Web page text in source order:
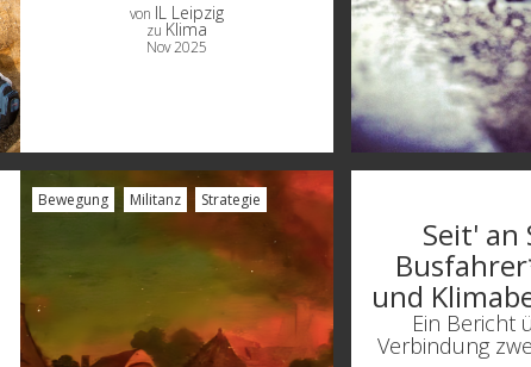
von IL Leipzig
zu Klima
Nov 2025
Bewegung Militanz Strategie
Seit' an
und
Ein Bericht
Verbindung